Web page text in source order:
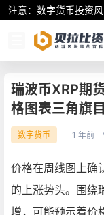
注意：数字货币投资
瑞波币XRP期
格图表三角旗
数字货币 1 年前
价格在周线图上确
的上涨势头。围绕
增，可能预示着价